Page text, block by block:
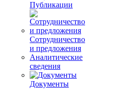
Публикации
Сотрудничество
и предложения
Аналитические
сведения
Документы